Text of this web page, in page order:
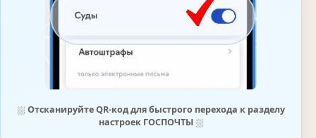
⛆ Отсканируйте QR-код для быстрого перехода к разделу
настроек ГОСПОЧТЫ⛆